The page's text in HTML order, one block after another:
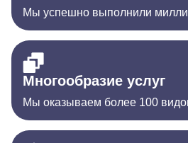
Мы успешно выполнили
Многообразие услуг
Мы оказываем более 100